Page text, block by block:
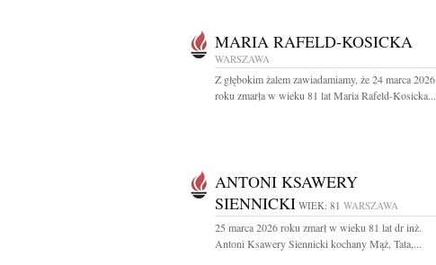
MARIA RAFELD-KOSICKA
WARSZAWA
Z głębokim żalem zawiadamiamy, że 24 marca 2026
roku zmarła w wieku 81 lat Maria Rafeld-Kosicka...
ANTONI KSAWERY
SIENNICKI WIEK: 81 WARSZAWA
25 marca 2026 roku zmarł w wieku 81 lat dr inż.
Antoni Ksawery Siennicki kochany Mąż, Tata,...